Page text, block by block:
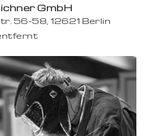
GmbH
56-58, 12621 Berlin